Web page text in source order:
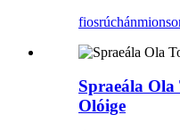
fiosrúchán
Spraeála
Olóige